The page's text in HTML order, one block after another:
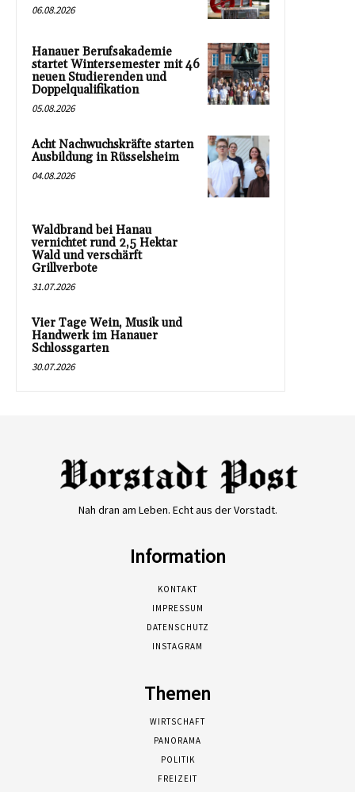
06.08.2026
Hanauer Berufsakademie
startet Wintersemester mit 46
neuen Studierenden und
Doppelqualifikation
05.08.2026
Acht Nachwuchskräfte starten
Ausbildung in Rüsselsheim
04.08.2026
Waldbrand bei Hanau
vernichtet rund 2,5 Hektar
Wald und verschärft
Grillverbote
31.07.2026
Vier Tage Wein, Musik und
Handwerk im Hanauer
Schlossgarten
30.07.2026
Nah dran am Leben. Echt aus der Vorstadt.
Information
KONTAKT
IMPRESSUM
DATENSCHUTZ
INSTAGRAM
Themen
WIRTSCHAFT
PANORAMA
POLITIK
FREIZEIT